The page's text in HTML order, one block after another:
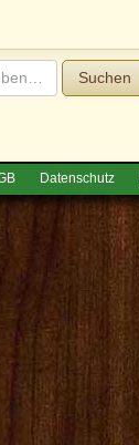
Suchen
Datenschutz